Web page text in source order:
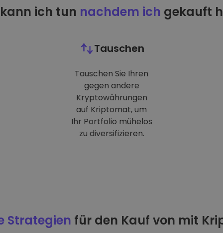
ich tun nachdem ich gekauft
Tauschen
Tauschen Sie Ihren
gegen andere
Kryptowährungen
auf Kriptomat, um
Ihr Portfolio mühelos
zu diversifizieren.
Strategien für den Kauf von mit